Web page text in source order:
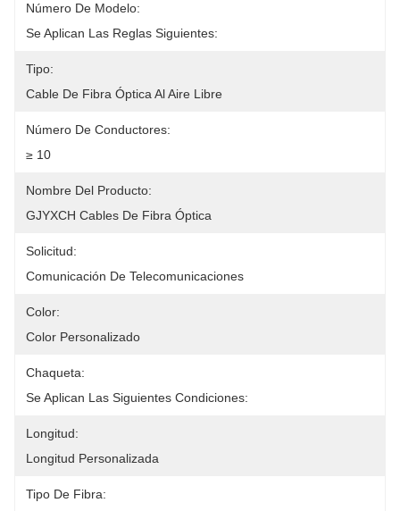
Número De Modelo:
Se Aplican Las Reglas Siguientes:
Tipo:
Cable De Fibra Óptica Al Aire Libre
Número De Conductores:
≥ 10
Nombre Del Producto:
GJYXCH Cables De Fibra Óptica
Solicitud:
Comunicación De Telecomunicaciones
Color:
Color Personalizado
Chaqueta:
Se Aplican Las Siguientes Condiciones:
Longitud:
Longitud Personalizada
Tipo De Fibra: